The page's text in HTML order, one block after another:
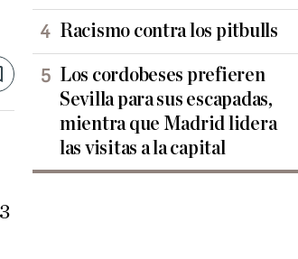
Racismo contra los pitbulls
Los cordobeses prefieren
Sevilla para sus escapadas,
mientra que Madrid lidera
las visitas a la capital